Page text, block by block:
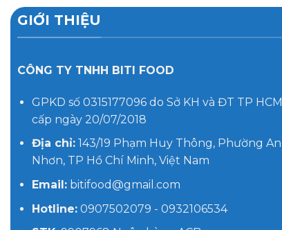
GIỚI THIỆU
CÔNG TY TNHH BITI FOOD
GPKD số 0315177096 do Sở KH và ĐT TP HCM
cấp ngày 20/07/2018
Địa chỉ:143/19 Phạm Huy Thông, Phường An
Nhơn, TP Hồ Chí Minh, Việt Nam
Email:bitifood@gmail.com
Hotline:0907502079 - 0932106534